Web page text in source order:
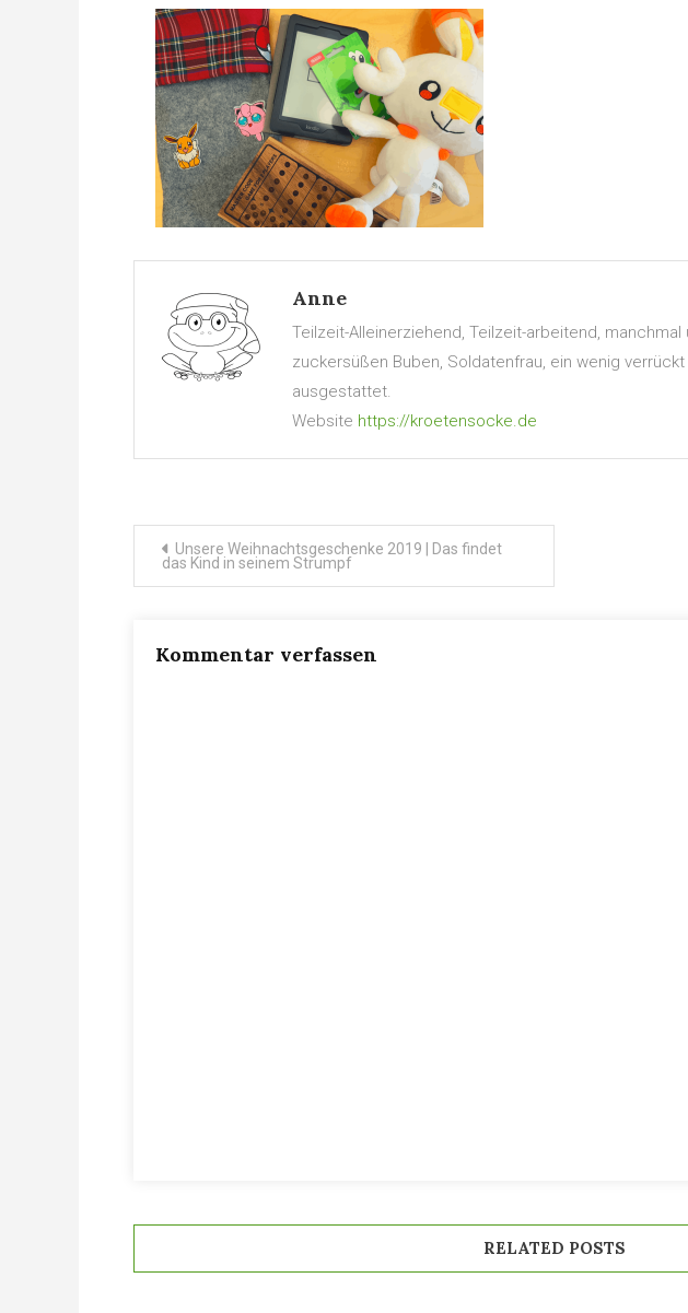
Anne
Teilzeit-Alleinerziehend, Teilzeit-arbeitend,
zuckersüßen Buben, Soldatenfrau, ein wenig
ausgestattet.
Website https://kroetensocke.de
Beitragsnavigation
Unsere Weihnachtsgeschenke 2019 | Das findet
das Kind in seinem Strumpf
Kommentar verfassen
RELATED POSTS